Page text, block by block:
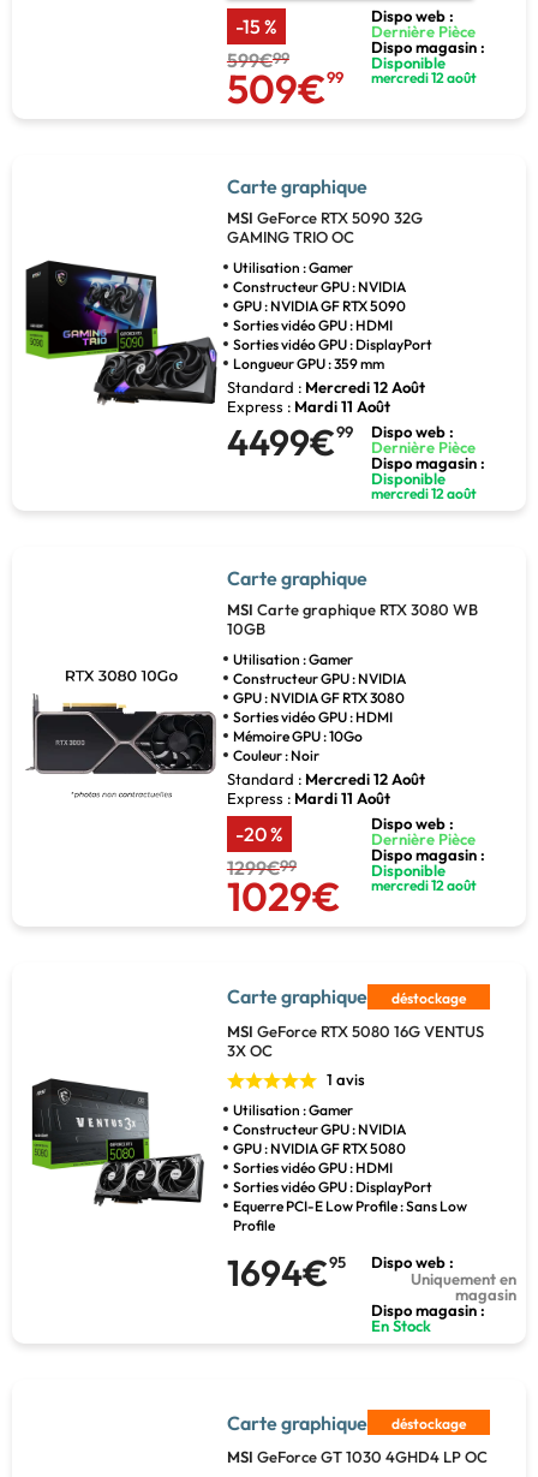
-15 %
599€99
509€99
Dispo web :
Dernière Pièce
Dispo magasin :
Disponible
mercredi 12 août
Carte graphique
MSI GeForce RTX 5090 32G
GAMING TRIO OC
Utilisation : Gamer
Constructeur GPU : NVIDIA
GPU : NVIDIA GF RTX 5090
Sorties vidéo GPU : HDMI
Sorties vidéo GPU : DisplayPort
Longueur GPU : 359 mm
Standard : Mercredi 12 Août
Express : Mardi 11 Août
4499€99
Dispo web :
Dernière Pièce
Dispo magasin :
Disponible
mercredi 12 août
Carte graphique
MSI Carte graphique RTX 3080 WB
10GB
Utilisation : Gamer
Constructeur GPU : NVIDIA
GPU : NVIDIA GF RTX 3080
Sorties vidéo GPU : HDMI
Mémoire GPU : 10Go
Couleur : Noir
Standard : Mercredi 12 Août
Express : Mardi 11 Août
-20 %
1299€99
1029€
Dispo web :
Dernière Pièce
Dispo magasin :
Disponible
mercredi 12 août
Carte graphique déstockage
MSI GeForce RTX 5080 16G VENTUS
3X OC
1 avis
Utilisation : Gamer
Constructeur GPU : NVIDIA
GPU : NVIDIA GF RTX 5080
Sorties vidéo GPU : HDMI
Sorties vidéo GPU : DisplayPort
Equerre PCI-E Low Profile : Sans Low
Profile
1694€95
Dispo web :
Uniquement en
magasin
Dispo magasin :
En Stock
Carte graphique déstockage
MSI GeForce GT 1030 4GHD4 LP OC